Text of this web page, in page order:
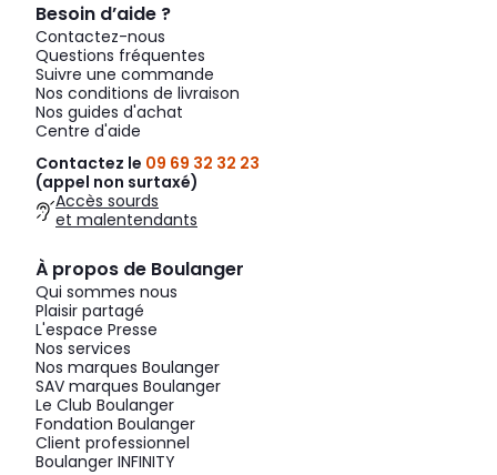
Besoin d’aide ?
Contactez-nous
Questions fréquentes
Suivre une commande
Nos conditions de livraison
Nos guides d'achat
Centre d'aide
Contactez le 09 69 32 32 23
(appel non surtaxé)
Accès sourds
et malentendants
À propos de Boulanger
Qui sommes nous
Plaisir partagé
L'espace Presse
Nos services
Nos marques Boulanger
SAV marques Boulanger
Le Club Boulanger
Fondation Boulanger
Client professionnel
Boulanger INFINITY